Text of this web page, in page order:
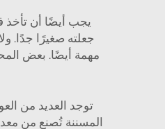
يجب أيضًا أن تأخذ
جعلته صغيرًا جدًا.
مهمة أيضًا. بعض
توجد العديد من
المسننة تُصنع من